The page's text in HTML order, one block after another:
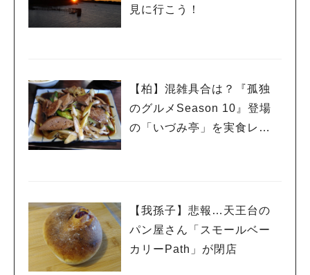
見に行こう！
【柏】混雑具合は？『孤独
のグルメSeason 10』登場
の「いづみ亭」を実食レポ
【我孫子】悲報…天王台の
パン屋さん「スモールベー
カリーPath」が閉店